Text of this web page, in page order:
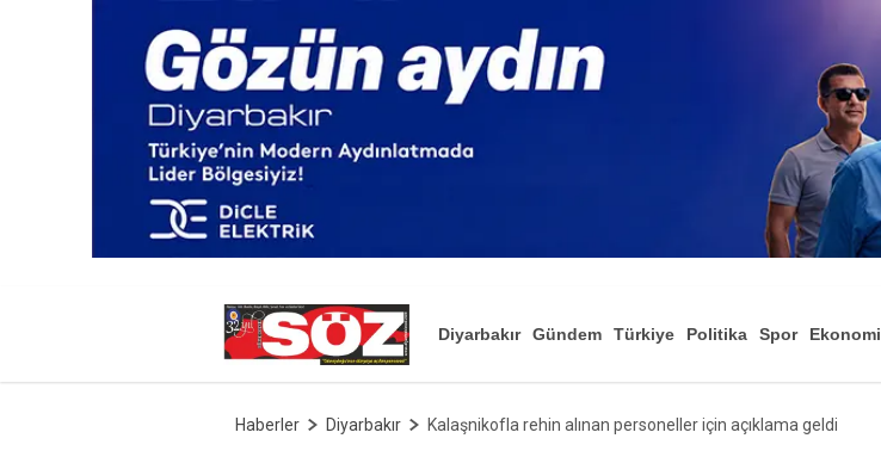
Diyarbakır Gündem Türkiye Politika Spor Ekonomi
Haberler Diyarbakır Kalaşnikofla rehin alınan personeller için açıklama geldi